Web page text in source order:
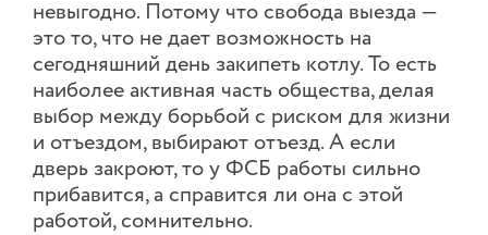
невыгодно. Потому что свобода выезда —
это то, что не дает возможность на
сегодняшний день закипеть котлу. То есть
наиболее активная часть общества, делая
выбор между борьбой с риском для жизни
и отъездом, выбирают отъезд. А если
дверь закроют, то у ФСБ работы сильно
прибавится, а справится ли она с этой
работой, сомнительно.